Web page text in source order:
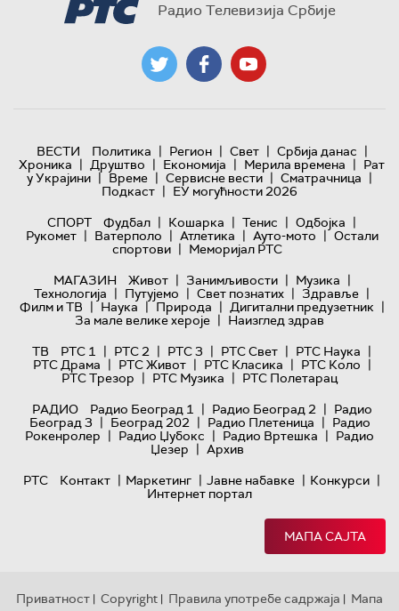
Радио Телевизија Србије
ВЕСТИ Политика | Регион | Свет | Србија данас |
Хроника | Друштво | Економија | Мерила времена | Рат
у Украјини | Време | Сервисне вести | Сматрачница |
Подкаст | ЕУ могућности 2026
СПОРТ
Фудбал | Кошарка | Тенис | Одбојка |
Рукомет | Ватерполо | Атлетика | Ауто-мото | Остали
спортови | Меморијал РТС
МАГАЗИН
Живот | Занимљивости | Музика |
Технологијa | Путујемо | Свет познатих | Здравље |
Филм и ТВ | Наука | Природа | Дигитални предузетник |
За мале велике хероје | Наизглед здрав
ТВ
РТС 1 | РТС 2 | РТС 3 | РТС Свет | РТС Наука |
РТС Драма | РТС Живот | РТС Класика | РТС Коло |
РТС Трезор | РТС Музика | РТС Полетарац
РАДИО
Радио Београд 1 | Радио Београд 2 | Радио
Београд 3 | Београд 202 | Радио Плетеница | Радио
Рокенролер | Радио Џубокс | Радио Вртешка | Радио
Џезер | Архив
РТС
Контакт | Маркетинг | Јавне набавке | Конкурси |
Интернет портал
МАПА САЈТА
Приватност | Copyright | Правила употребе садржаја | Мапа